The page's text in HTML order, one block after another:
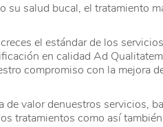
su salud bucal, el tratamiento
el estándar de los
en calidad Ad
compromiso con la mejora
valor denuestros servicios,
tratamientos como así